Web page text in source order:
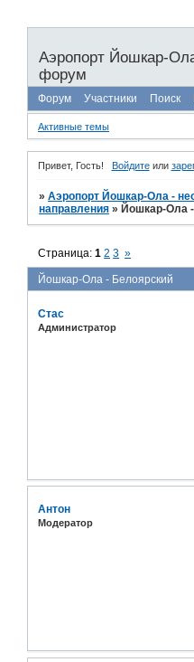
Аэропорт Йошкар-
форум
Форум Участники Поиск
Активные темы
Привет, Гость! Войдитеили
»Аэропорт Йошкар-Ола -
направления » Йошкар-Ола
Йошкар-Ола - Белоярский
Страница:1 2 3 »
Стас
Администратор
Антон
Модератор